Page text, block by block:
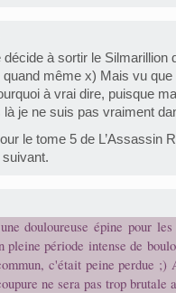
à sortir le Silmarillion
quand même x) Mais vu
à vrai dire, puisque
là je ne suis pas vraiment
le tome 5 de L’Assassin
douloureuse épine pour
période intense de
c'était peine perdue ;)
ne sera pas trop